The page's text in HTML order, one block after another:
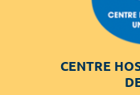
CENTRE